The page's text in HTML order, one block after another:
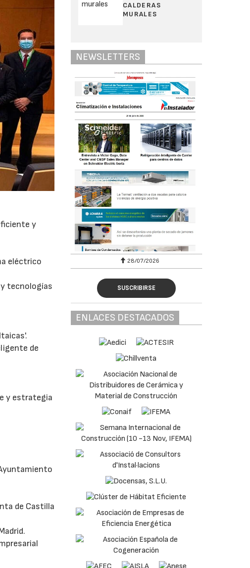
y
eléctrico
tecnologías
de
y estrategia
de Castilla
CALDERAS
MURALES
NEWSLETTERS
07/2026 28/07/2026
SUSCRIBIRSE
ENLACES DESTACADOS